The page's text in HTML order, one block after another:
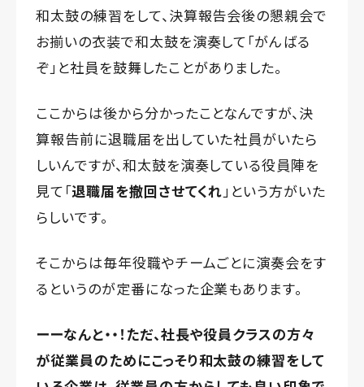
和太鼓の練習をして、決算報告会後の懇親会で
お揃いの衣装で和太鼓を演奏して「がんばる
ぞ」と社員を鼓舞したことがありました。
ここからは後から分かったことなんですが、決
算報告前に退職届を出していた社員がいたら
しいんですが、和太鼓を演奏している役員陣を
見て「退職届を撤回させてくれ 」という方がいた
らしいです。
そこからは毎年役職やチームごとに演奏会をす
るというのが定番になった企業もあります。
ーーなんと・・！ただ、社長や役員クラスの方々
が従業員のためにこっそり和太鼓の練習をして